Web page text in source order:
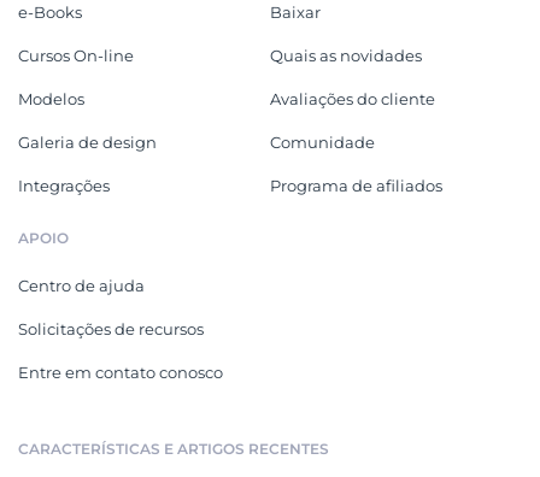
e-Books
Cursos On-line
Modelos
Galeria de design
Integrações
Baixar
Quais as novidades
Avaliações do cliente
Comunidade
Programa de afiliados
APOIO
Centro de ajuda
Solicitações de recursos
Entre em contato conosco
CARACTERÍSTICAS E ARTIGOS RECENTES